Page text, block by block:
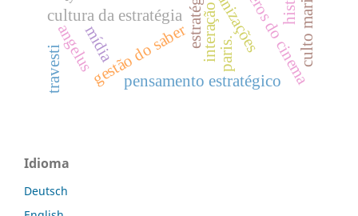
estratégia
cultura da estratégia interação
gestão do saber gêneros do cinema
culto mariano
angelus
pensamento estratégico
mídia paris.
travesti
Idioma
Deutsch